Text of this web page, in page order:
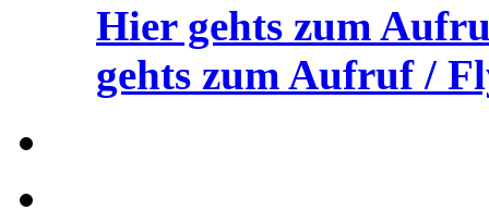
Hier gehts zum
gehts zum Aufruf /